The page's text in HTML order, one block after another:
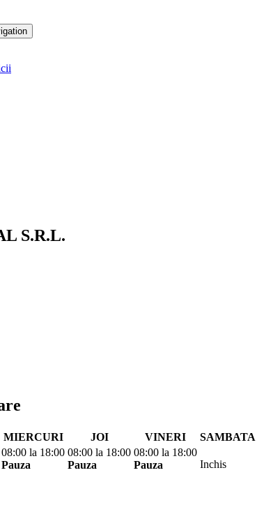
S.R.L.
MIERCURI JOI VINERI SAMBATA
08:00 la 18:00
Pauza
08:00 la 18:00
Pauza
08:00 la 18:00
Pauza
Inchis